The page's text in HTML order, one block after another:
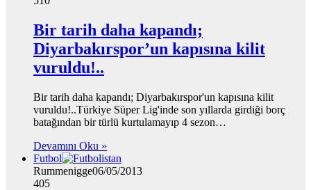
Bir tarih daha kapandı;
Diyarbakırspor’un kapısına kilit
vuruldu!..
Bir tarih daha kapandı; Diyarbakırspor'un kapısına kilit
vuruldu!..Türkiye Süper Lig'inde son yıllarda girdiği borç
batağından bir türlü kurtulamayıp 4 sezon…
Devamını Oku »
Futbol
Rummenigge06/05/2013
405